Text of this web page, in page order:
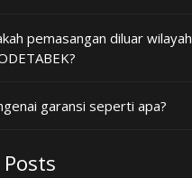
pemasangan diluar wilayah
garansi seperti apa?